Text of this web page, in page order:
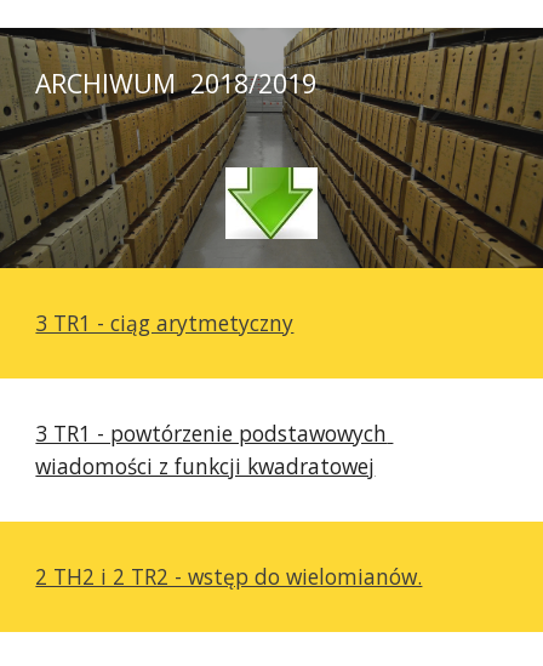
ARCHIWUM  2018/2019
3 TR1 - ciąg arytmetyczny
3 TR1 - powtórzenie podstawowych
wiadomości z funkcji kwadratowej
2 TH2 i 2 TR2 - wstęp do wielomianów.